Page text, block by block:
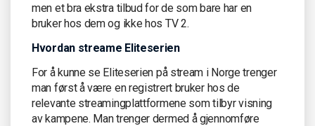
men et bra ekstra tilbud for de som bare har en
bruker hos dem og ikke hos TV 2.
Hvordan streame Eliteserien
For å kunne se Eliteserien på stream i Norge trenger
man først å være en registrert bruker hos de
relevante streamingplattformene som tilbyr visning
av kampene. Man trenger dermed å gjennomføre